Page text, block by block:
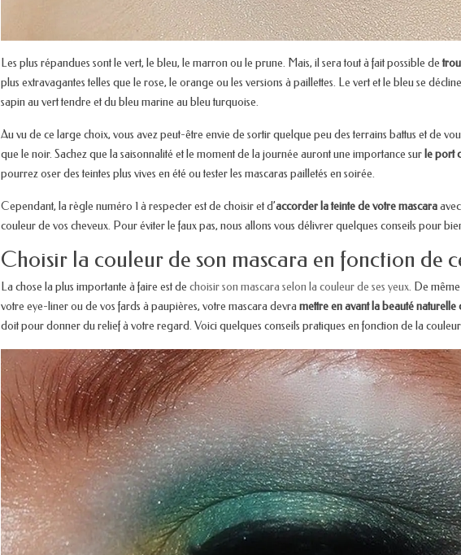
Les plus répandues sont le vert, le bleu, le marron ou le prune. Mais, il sera tout à fait possible de
plus extravagantes telles que le rose, le orange ou les versions à paillettes. Le vert et le bleu se
sapin au vert tendre et du bleu marine au bleu turquoise.
Au vu de ce large choix, vous avez peut-être envie de sortir quelque peu des terrains battus et de
que le noir. Sachez que la saisonnalité et le moment de la journée auront une importance surle port
pourrez oser des teintes plus vives en été ou tester les mascaras pailletés en soirée.
Cependant, la règle numéro 1 à respecter est de choisir et d’accorder la teinte de votre mascara
couleur de vos cheveux. Pour éviter le faux pas, nous allons vous délivrer quelques conseils pour
Choisir la couleur de son mascara en fonction de
La chose la plus importante à faire est de choisir son mascara selon la couleur de ses yeux. De
votre eye-liner ou de vos fards à paupières, votre mascara devra mettre en avant la beauté naturelle
doit pour donner du relief à votre regard. Voici quelques conseils pratiques en fonction de la